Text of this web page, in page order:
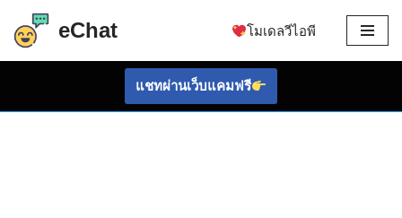
ข้าม
เนื้อหา
eChat โมเดลวีไอพี
แชทผ่านเว็บแคมฟรี